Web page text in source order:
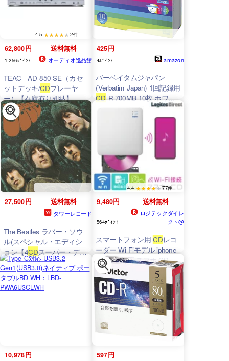
62,800円 送料無料
1,256ﾎﾟｲﾝﾄ オーディオ逸品館
4.5 2件
TEAC - AD-850-SE（カセ
ットデッキ/CDプレーヤ
ー）【在庫有り即納】
425円
4ﾎﾟｲﾝﾄ amazon
バーベイタムジャパン
(Verbatim Japan) 1回記録用
CD-R 700MB 10枚 ホワイ
トプリンタブル 48倍速
SR80SP10V1
27,500円 送料無料
タワーレコード
The Beatles ラバー・ソウ
ル(スペシャル・エディシ
ョン【4CDスーパー・デラ
ックス】) ［4SHM-CD+ハ
ードカバーブック］ SHM-
CD ※特典あり
9,480円 送料無料
564ﾎﾟｲﾝﾄ
ロジテックダイレ
クト@
4.4 77件
スマートフォン用 CDレコ
ーダー Wi-Fiモデル iphone
Android 対応 スマホ CD 取
り込み PC不要で転送ラク
ラク レコーダー iOS タブ
レット CDプレーヤー ワイ
ヤレス スマホでCD ロジテ
ック LDR-
LSM2WWURDWH yori
10,978円 597円